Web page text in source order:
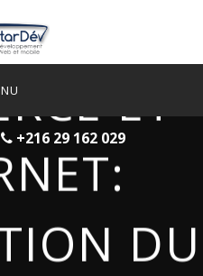
DEV
+216 29 162 029
ET
DU